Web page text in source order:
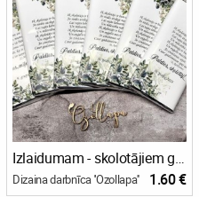
Izlaidumam - skolotājiem gardumi
Dizaina darbnīca ''Ozollapa'' 1.60 €